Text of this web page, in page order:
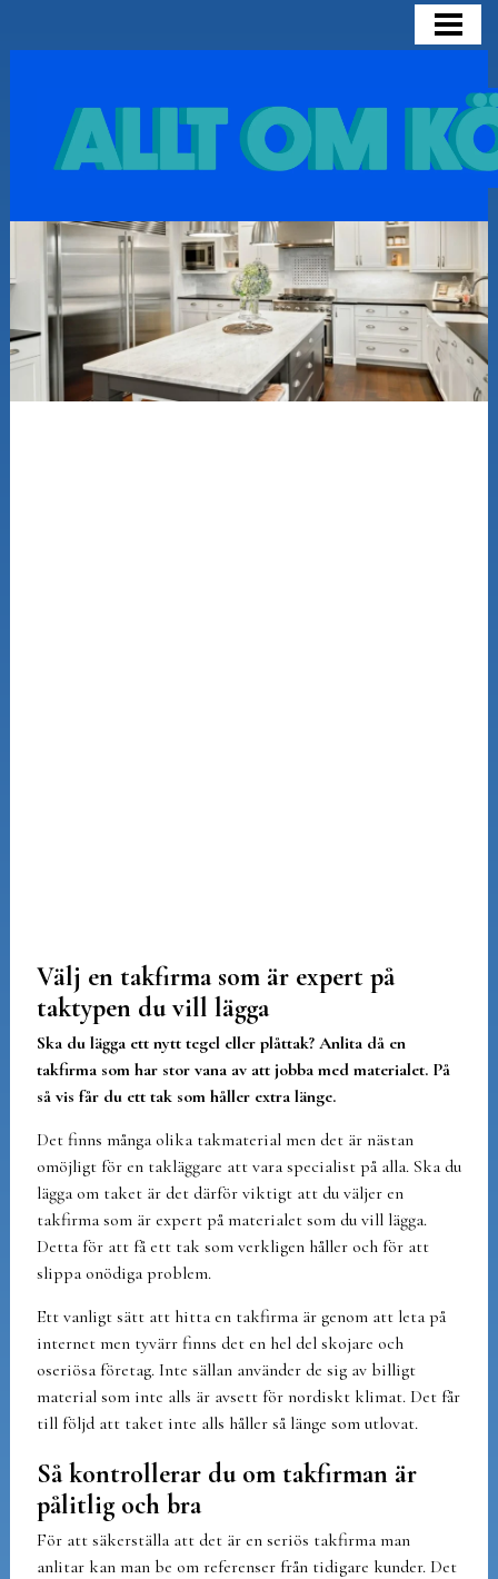
SNYGGA KÖK
INSPIRATION FÖR KÖK
Välj en takfirma som är expert på
taktypen du vill lägga
Ska du lägga ett nytt tegel eller plåttak? Anlita då en
takfirma som har stor vana av att jobba med materialet. På
så vis får du ett tak som håller extra länge.
Det finns många olika takmaterial men det är nästan
omöjligt för en takläggare att vara specialist på alla. Ska du
lägga om taket är det därför viktigt att du väljer en
takfirma som är expert på materialet som du vill lägga.
Detta för att få ett tak som verkligen håller och för att
slippa onödiga problem.
Ett vanligt sätt att hitta en takfirma är genom att leta på
internet men tyvärr finns det en hel del skojare och
oseriösa företag. Inte sällan använder de sig av billigt
material som inte alls är avsett för nordiskt klimat. Det får
till följd att taket inte alls håller så länge som utlovat.
Så kontrollerar du om takfirman är
pålitlig och bra
För att säkerställa att det är en seriös takfirma man
anlitar kan man be om referenser från tidigare kunder. Det